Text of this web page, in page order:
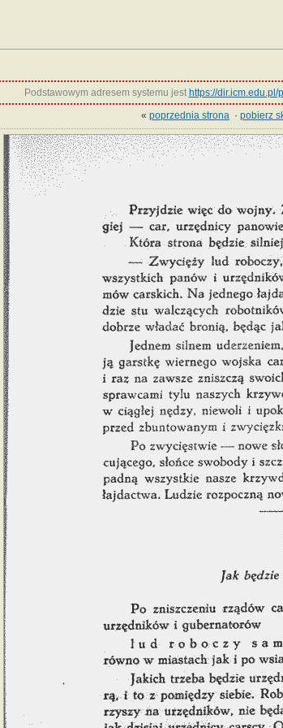
Podstawowym adresem systemu jest https://dir.icm.edu.pl/
«poprzednia strona ·pobierz